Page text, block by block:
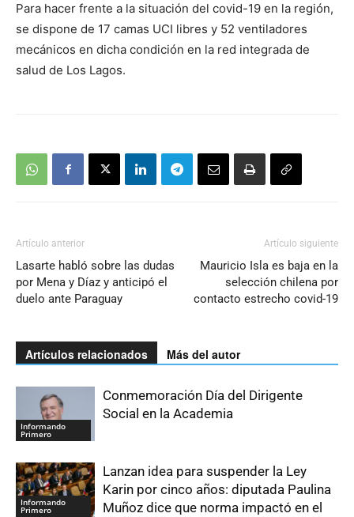
Para hacer frente a la situación del covid-19 en la región,
se dispone de 17 camas UCI libres y 52 ventiladores
mecánicos en dicha condición en la red integrada de
salud de Los Lagos.
Artículo anterior
Lasarte habló sobre las dudas
por Mena y Díaz y anticipó el
duelo ante Paraguay
Artículo siguiente
Mauricio Isla es baja en la
selección chilena por
contacto estrecho covid-19
Artículos relacionados Más del autor
Informando
Primero
Conmemoración Día del Dirigente
Social en la Academia
Informando
Primero
Lanzan idea para suspender la Ley
Karin por cinco años: diputada Paulina
Muñoz dice que norma impactó en el